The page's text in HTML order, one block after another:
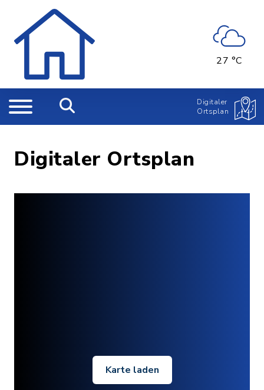
27 °C
Digitaler
Ortsplan
Digitaler Ortsplan
Karte laden